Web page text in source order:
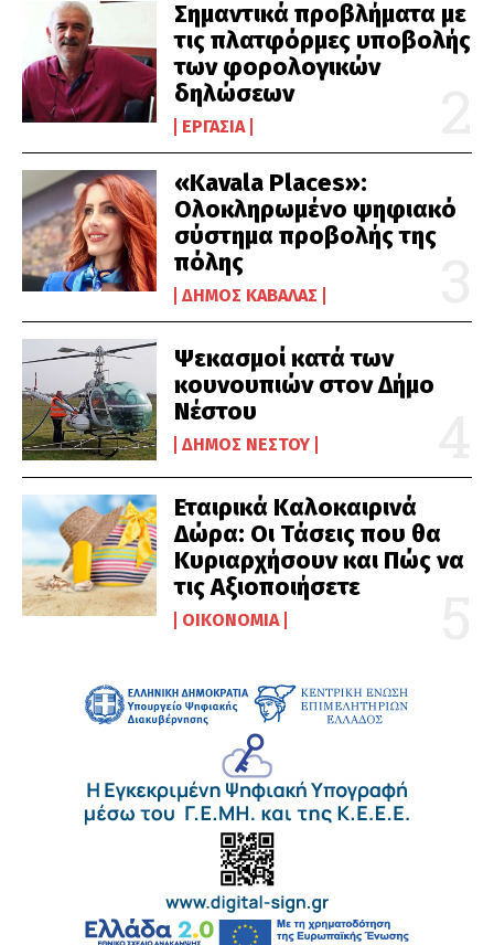
Σημαντικά προβλήματα με
τις πλατφόρμες υποβολής
των φορολογικών
δηλώσεων
ΕΡΓΑΣΊΑ
«Kavala Places»:
Ολοκληρωμένο ψηφιακό
σύστημα προβολής της
πόλης
ΔΉΜΟΣ ΚΑΒΆΛΑΣ
Ψεκασμοί κατά των
κουνουπιών στον Δήμο
Νέστου
ΔΉΜΟΣ ΝΈΣΤΟΥ
Εταιρικά Καλοκαιρινά
Δώρα: Οι Τάσεις που θα
Κυριαρχήσουν και Πώς να
τις Αξιοποιήσετε
ΟΙΚΟΝΟΜΊΑ